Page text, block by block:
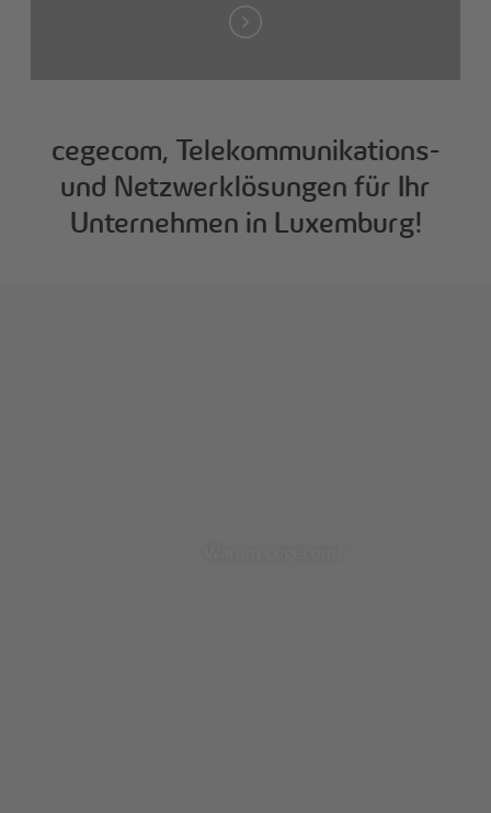
cegecom, Telekommunikations-
und Netzwerklösungen für Ihr
Unternehmen in Luxemburg!